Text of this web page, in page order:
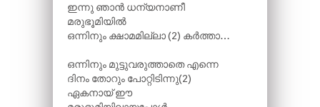
ഇന്നു ഞാൻ ധന്യനാണീ
മരുഭൂമിയിൽ
ഒന്നിനും ക്ഷാമമില്ലാ (2) കർത്താ…
ഒന്നിനും മുട്ടുവരുത്താതെ എന്നെ
ദിനം തോറും പോറ്റിടിന്നു(2)
ഏകനായ് ഈ